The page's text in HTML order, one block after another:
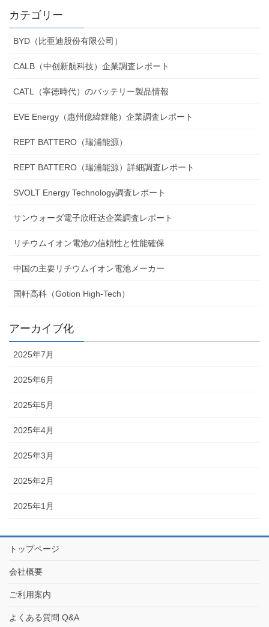
カテゴリー
BYD（比亜迪股份有限公司）
CALB（中创新航科技）企業調査レポート
CATL（寧徳時代）のバッテリー製品情報
EVE Energy（惠州億緯鋰能）企業調査レポート
REPT BATTERO（瑞浦能源）
REPT BATTERO（瑞浦能源）詳細調査レポート
SVOLT Energy Technology調査レポート
サンウォーダ電子欣旺达企業調査レポート
リチウムイオン電池の信頼性と性能確保
中国の主要リチウムイオン電池メーカー
国軒高科（Gotion High-Tech）
アーカイブ化
2025年7月
2025年6月
2025年5月
2025年4月
2025年3月
2025年2月
2025年1月
トップページ
会社概要
ご利用案内
よくある質問 Q&A